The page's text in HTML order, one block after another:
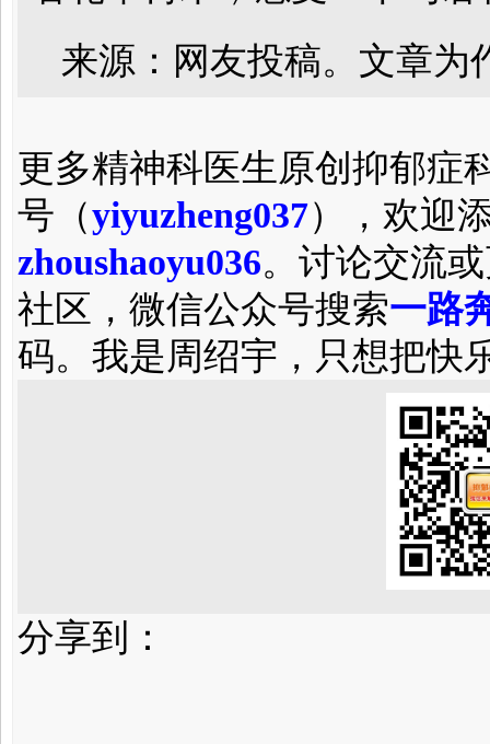
来源：网友投稿。文章为
更多精神科医生原创抑郁症
号（yiyuzheng037），欢迎
zhoushaoyu036。讨论交流
社区，微信公众号搜索一路
码。我是周绍宇，只想把快
分享到：